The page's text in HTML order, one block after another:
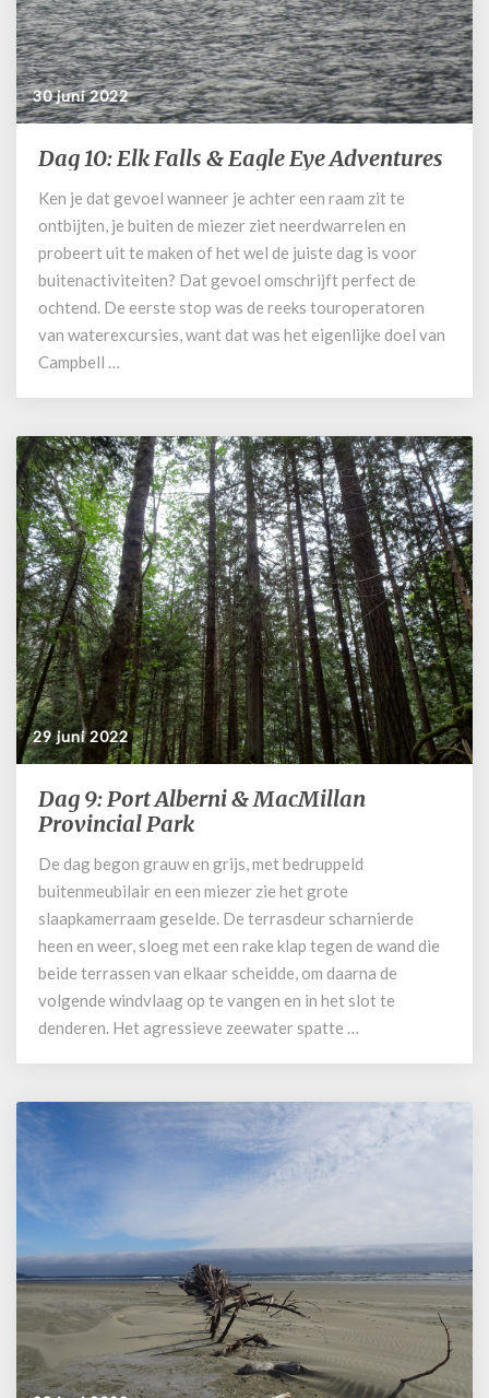
30 juni 2022
Dag
Elk
Falls
&
Eagle
Eye
Adventures
Dag 10: Elk Falls & Eagle Eye Adventures
Ken je dat gevoel wanneer je achter een raam zit te
ontbijten, je buiten de miezer ziet neerdwarrelen en
probeert uit te maken of het wel de juiste dag is voor
buitenactiviteiten? Dat gevoel omschrijft perfect de
ochtend. De eerste stop was de reeks touroperatoren
van waterexcursies, want dat was het eigenlijke doel van
Campbell …
29 juni 2022
Dag
9:
Alberni
&
MacMillan
Provincial
Park
Dag 9: Port Alberni & MacMillan
Provincial Park
De dag begon grauw en grijs, met bedruppeld
buitenmeubilair en een miezer zie het grote
slaapkamerraam geselde. De terrasdeur scharnierde
heen en weer, sloeg met een rake klap tegen de wand die
beide terrassen van elkaar scheidde, om daarna de
volgende windvlaag op te vangen en in het slot te
denderen. Het agressieve zeewater spatte …